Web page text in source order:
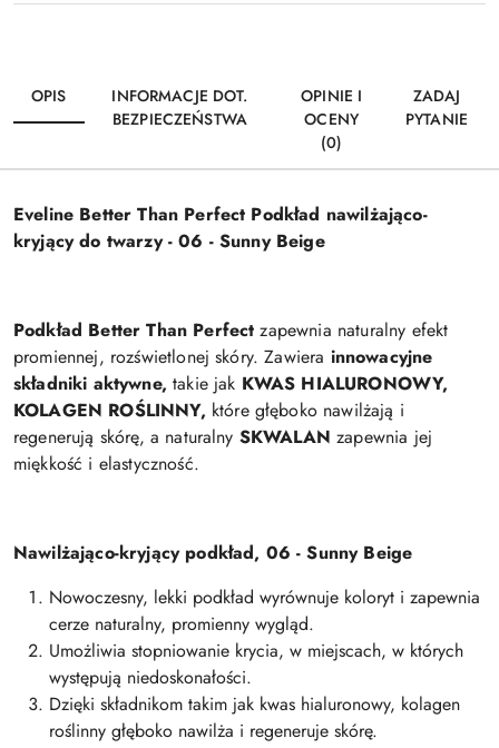
OPIS
INFORMACJE DOT.
BEZPIECZEŃSTWA
OPINIE I
OCENY
(0)
ZADAJ
PYTANIE
Eveline Better Than Perfect Podkład nawilżająco-
kryjący do twarzy - 06 - Sunny Beige
Podkład Better Than Perfect zapewnia naturalny efekt
promiennej, rozświetlonej skóry. Zawiera innowacyjne
składniki aktywne, takie jak KWAS HIALURONOWY,
KOLAGEN ROŚLINNY, które głęboko nawilżają i
regenerują skórę, a naturalny SKWALAN zapewnia jej
miękkość i elastyczność.
Nawilżająco-kryjący podkład, 06 - Sunny Beige
Nowoczesny, lekki podkład wyrównuje koloryt i zapewnia
cerze naturalny, promienny wygląd.
Umożliwia stopniowanie krycia, w miejscach, w których
występują niedoskonałości.
Dzięki składnikom takim jak kwas hialuronowy, kolagen
roślinny głęboko nawilża i regeneruje skórę.